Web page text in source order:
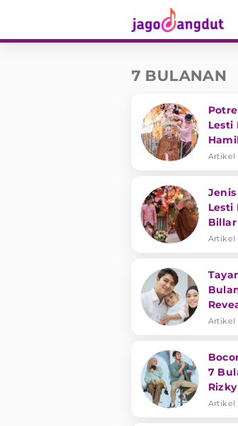
7 BULANAN
Lesti
Artikel
Lesti
Artikel
Artikel
7
Artikel